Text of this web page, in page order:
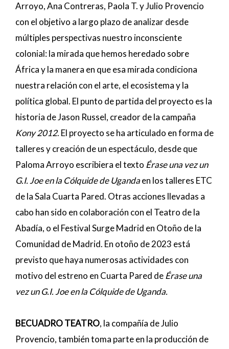
Arroyo, Ana Contreras, Paola T. y Julio Provencio
con el objetivo a largo plazo de analizar desde
múltiples perspectivas nuestro inconsciente
colonial: la mirada que hemos heredado sobre
África y la manera en que esa mirada condiciona
nuestra relación con el arte, el ecosistema y la
política global. El punto de partida del proyecto es la
historia de Jason Russel, creador de la campaña
Kony 2012. El proyecto se ha articulado en forma de
talleres y creación de un espectáculo, desde que
Paloma Arroyo escribiera el texto Érase una vez un
G.I. Joe en la Cólquide de Ugandaen los talleres ETC
de la Sala Cuarta Pared. Otras acciones llevadas a
cabo han sido en colaboración con el Teatro de la
Abadía, o el Festival Surge Madrid en Otoño de la
Comunidad de Madrid. En otoño de 2023 está
previsto que haya numerosas actividades con
motivo del estreno en Cuarta Pared deÉrase una
vez un G.I. Joe en la Cólquide de Uganda.
BECUADRO TEATRO, la compañía de Julio
Provencio, también toma parte en la producción de